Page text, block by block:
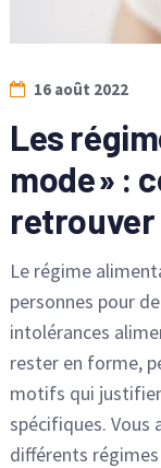
16 août 2022
Les
mode » :
retrouver
Le régime
personnes pour
intolérances
rester en forme,
motifs qui
spécifiques. Vous
différents